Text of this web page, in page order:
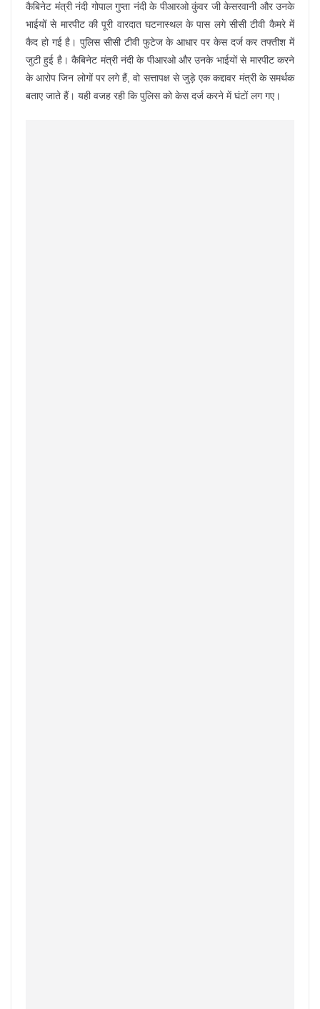
कैबिनेट मंत्री नंदी गोपाल गुप्ता नंदी के पीआरओ कुंवर जी केसरवानी और उनके
भाईयों से मारपीट की पूरी वारदात घटनास्थल के पास लगे सीसी टीवी कैमरे में
कैद हो गई है। पुलिस सीसी टीवी फुटेज के आधार पर केस दर्ज कर तफ्तीश में
जुटी हुई है। कैबिनेट मंत्री नंदी के पीआरओ और उनके भाईयों से मारपीट करने
के आरोप जिन लोगों पर लगे हैं, वो सत्तापक्ष से जुड़े एक कद्दावर मंत्री के समर्थक
बताए जाते हैं। यही वजह रही कि पुलिस को केस दर्ज करने में घंटों लग गए।